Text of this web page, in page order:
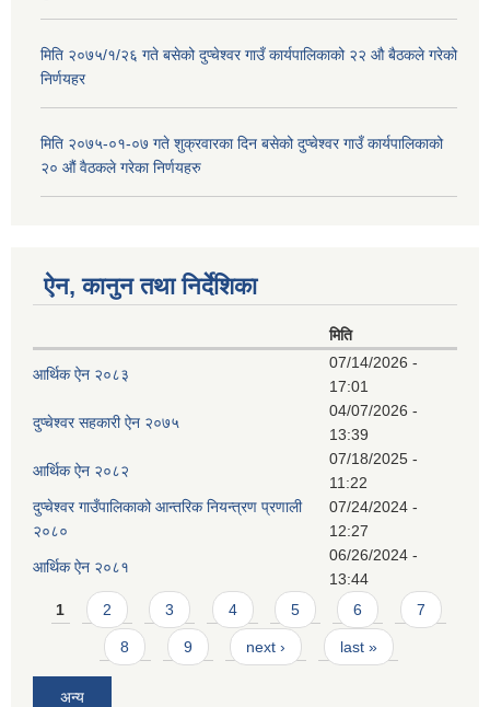
मिति २०७५/१/२६ गते बसेको दुप्चेश्वर गाउँ कार्यपालिकाको २२ औ बैठकले गरेको
निर्णयहर
मिति २०७५-०१-०७ गते शुक्रवारका दिन बसेको दुप्चेश्वर गाउँ कार्यपालिकाको
२० औं वैठकले गरेका निर्णयहरु
ऐन, कानुन तथा निर्देशिका
मिति
आर्थिक ऐन २०८३
07/14/2026 -
17:01
दुप्चेश्वर सहकारी ऐन २०७५
04/07/2026 -
13:39
आर्थिक ऐन २०८२
07/18/2025 -
11:22
दुप्चेश्वर गाउँपालिकाको आन्तरिक नियन्त्रण प्रणाली
२०८०
07/24/2024 -
12:27
आर्थिक ऐन २०८१
06/26/2024 -
13:44
Pages
1 2 3 4 5 6 7
8 9 next › last »
अन्य